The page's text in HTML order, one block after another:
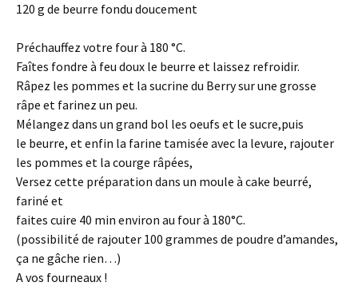
120 g de beurre fondu doucement
Préchauffez votre four à 180 °C.
Faîtes fondre à feu doux le beurre et laissez refroidir.
Râpez les pommes et la sucrine du Berry sur une grosse
râpe et farinez un peu.
Mélangez dans un grand bol les oeufs et le sucre,puis
le beurre, et enfin la farine tamisée avec la levure, rajouter
les pommes et la courge râpées,
Versez cette préparation dans un moule à cake beurré,
fariné et
faites cuire 40 min environ au four à 180°C.
(possibilité de rajouter 100 grammes de poudre d’amandes,
ça ne gâche rien…)
A vos fourneaux !